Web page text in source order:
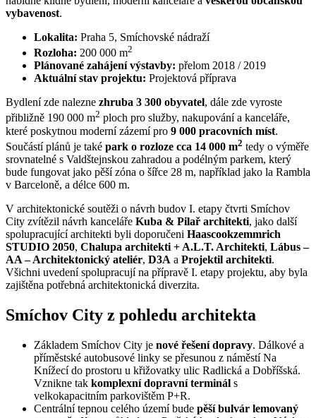
vybavenost.
Lokalita: Praha 5, Smíchovské nádraží
Rozloha: 200 000 m2
Plánované zahájení výstavby: přelom 2018 / 2019
Aktuální stav projektu: Projektová příprava
Bydlení zde nalezne zhruba 3 300 obyvatel, dále zde vyroste
přibližně 190 000 m2 ploch pro služby, nakupování a kanceláře,
které poskytnou moderní zázemí pro 9 000 pracovních míst.
Součástí plánů je také park o rozloze cca 14 000 m2 tedy o výměře
srovnatelné s Valdštejnskou zahradou a podélným parkem, který
bude fungovat jako pěší zóna o šířce 28 m, například jako la Rambla
v Barceloně, a délce 600 m.
V architektonické soutěži o návrh budov I. etapy čtvrti Smíchov
City zvítězil návrh kanceláře Kuba & Pilař architekti, jako další
spolupracující architekti byli doporučeni Haascookzemmrich
STUDIO 2050, Chalupa architekti + A.L.T. Architekti, Lábus –
AA – Architektonický ateliér, D3A a Projektil architekti.
Všichni uvedení spolupracují na přípravě I. etapy projektu, aby byla
zajištěna potřebná architektonická diverzita.
Smíchov City z pohledu architekta
Základem Smíchov City je nové řešení dopravy. Dálkové a
příměstské autobusové linky se přesunou z náměstí Na
Knížecí do prostoru u křižovatky ulic Radlická a Dobříšská.
Vznikne tak komplexní dopravní terminál s
velkokapacitním parkovištěm P+R.
Centrální tepnou celého území bude pěší bulvár lemovaný